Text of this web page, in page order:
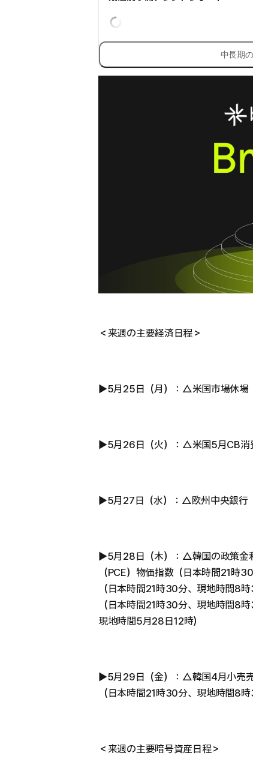
中長期
＜来週の主要経済日程＞
▶︎5月25日（月）：△米国市場休場
▶︎5月26日（火）：△米国5月CB消
▶︎5月27日（水）：△欧州中央銀行
▶︎5月28日（木）：△韓国の政策金
（PCE）物価指数（日本時間21
（日本時間21時30分、現地時間8
（日本時間21時30分、現地時間8
現地時間5月28日12時）
▶︎5月29日（金）：△韓国4月小売
（日本時間21時30分、現地時間8時
＜来週の主要暗号資産日程＞